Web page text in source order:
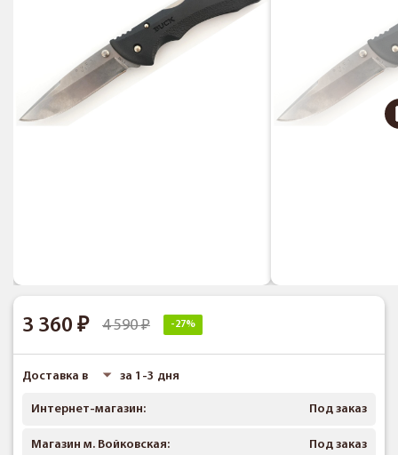
3 360 4 590 -27%
Доставка в за 1-3 дня
Интернет-магазин: Под заказ
Магазин м. Войковская: Под заказ